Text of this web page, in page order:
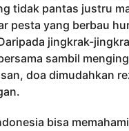
tidak pantas justru
pesta yang berbau
jingkrak-
sambil
doa dimudahkan
bisa